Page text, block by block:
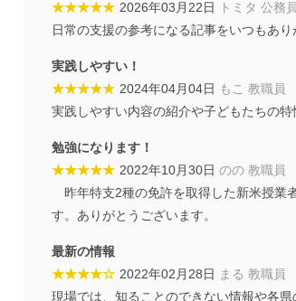
個人情報の安全管理措置
漏えい、滅失またはき損の防止
アクセス制御
個人データを取り扱うこ
アクセス者の識別と認証
機器に標準装備されてい
システムを使用する従業
個人データを取り扱う機
個人データを取り扱う機
★★★★★ 2026年03月22日
トミタ 公務員
日常の支援の参考になる記事をいつもあり
実践しやすい！
★★★★★ 2024年04月04日 もこ 教職員
実践しやすい内容の紹介や子どもたちの
勉強になります！
★★★★★ 2022年10月30日 のの 教職員
昨年特支2種の免許を取得した新米授業
す。ありがとうございます。
最新の情報
★★★★☆ 2022年02月28日 まる 教職員
現場では、知ることのできない情報や各